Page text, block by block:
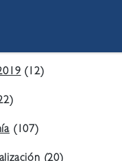
(12)
(107)